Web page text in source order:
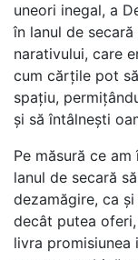
uneori inegal, a
în lanul de
narativului, care
cum cărțile pot
spațiu,
și să întâlnești
Pe măsură ce
lanul de secară
dezamăgire, ca
decât putea
livra promisiunea